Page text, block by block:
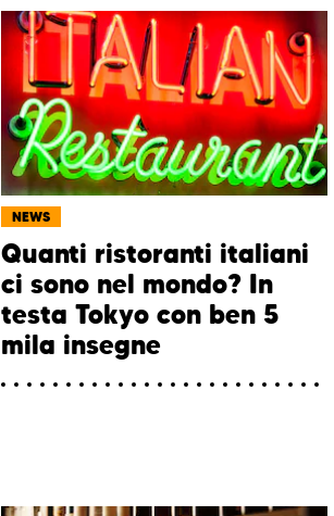
NEWS
Quanti ristoranti italiani
ci sono nel mondo? In
testa Tokyo con ben 5
mila insegne